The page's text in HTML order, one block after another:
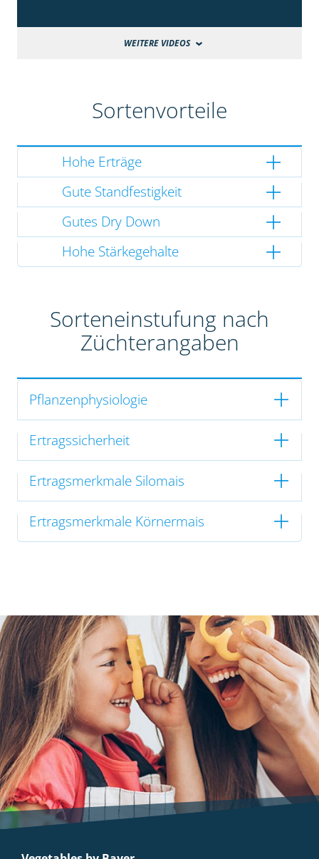
WEITERE VIDEOS
Sortenvorteile
Hohe Erträge
Gute Standfestigkeit
Gutes Dry Down
Hohe Stärkegehalte
Sorteneinstufung nach
Züchterangaben
Pflanzenphysiologie
Ertragssicherheit
Ertragsmerkmale Silomais
Ertragsmerkmale Körnermais